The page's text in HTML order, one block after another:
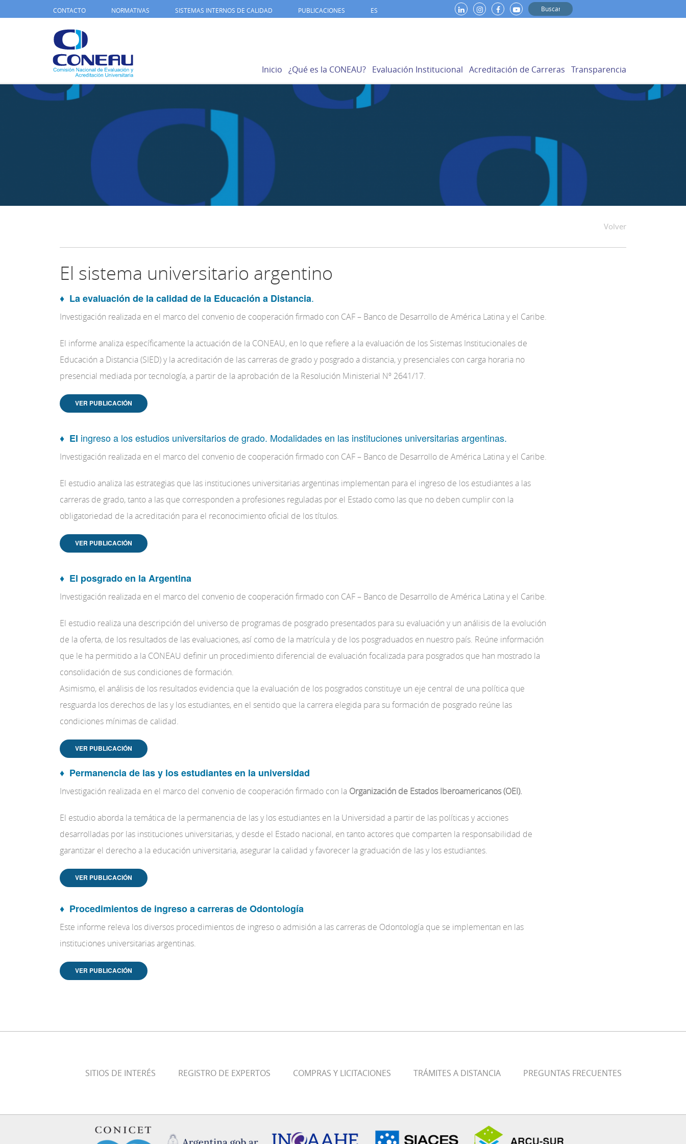
CONTACTO NORMATIVAS SISTEMAS INTERNOS DE CALIDAD PUBLICACIONES ES
Inicio ¿Qué es la CONEAU? Evaluación Institucional Acreditación de Carreras Transparencia
Volver
El sistema universitario argentino
♦ La evaluación de la calidad de la Educación a Distancia.
Investigación realizada en el marco del convenio de cooperación firmado con CAF – Banco de Desarrollo de América Latina y el Caribe.
El informe analiza específicamente la actuación de la CONEAU, en lo que refiere a la evaluación de los Sistemas Institucionales de
Educación a Distancia (SIED) y la acreditación de las carreras de grado y posgrado a distancia, y presenciales con carga horaria no
presencial mediada por tecnología, a partir de la aprobación de la Resolución Ministerial Nº 2641/17.
VER PUBLICACIÓN
♦ El ingreso a los estudios universitarios de grado. Modalidades en las instituciones universitarias argentinas.
Investigación realizada en el marco del convenio de cooperación firmado con CAF – Banco de Desarrollo de América Latina y el Caribe.
El estudio analiza las estrategias que las instituciones universitarias argentinas implementan para el ingreso de los estudiantes a las
carreras de grado, tanto a las que corresponden a profesiones reguladas por el Estado como las que no deben cumplir con la
obligatoriedad de la acreditación para el reconocimiento oficial de los títulos.
VER PUBLICACIÓN
♦ El posgrado en la Argentina
Investigación realizada en el marco del convenio de cooperación firmado con CAF – Banco de Desarrollo de América Latina y el Caribe.
El estudio realiza una descripción del universo de programas de posgrado presentados para su evaluación y un análisis de la evolución
de la oferta, de los resultados de las evaluaciones, así como de la matrícula y de los posgraduados en nuestro país. Reúne información
que le ha permitido a la CONEAU definir un procedimiento diferencial de evaluación focalizada para posgrados que han mostrado la
consolidación de sus condiciones de formación.
Asimismo, el análisis de los resultados evidencia que la evaluación de los posgrados constituye un eje central de una política que
resguarda los derechos de las y los estudiantes, en el sentido que la carrera elegida para su formación de posgrado reúne las
condiciones mínimas de calidad.
VER PUBLICACIÓN
♦ Permanencia de las y los estudiantes en la universidad
Investigación realizada en el marco del convenio de cooperación firmado con la Organización de Estados Iberoamericanos (OEI).
El estudio aborda la temática de la permanencia de las y los estudiantes en la Universidad a partir de las políticas y acciones
desarrolladas por las instituciones universitarias, y desde el Estado nacional, en tanto actores que comparten la responsabilidad de
garantizar el derecho a la educación universitaria, asegurar la calidad y favorecer la graduación de las y los estudiantes.
VER PUBLICACIÓN
♦ Procedimientos de ingreso a carreras de Odontología
Este informe releva los diversos procedimientos de ingreso o admisión a las carreras de Odontología que se implementan en las
instituciones universitarias argentinas.
VER PUBLICACIÓN
SITIOS DE INTERÉS REGISTRO DE EXPERTOS COMPRAS Y LICITACIONES TRÁMITES A DISTANCIA PREGUNTAS FRECUENTES